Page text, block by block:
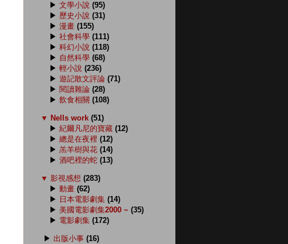
▶ 文學小說 (95)
▶ 歷史小說 (31)
▶ 漫畫 (155)
▶ 社會科學 (111)
▶ 科幻小說 (118)
▶ 自然科學 (68)
▶ 輕小說 (236)
▶ 遊記散文評論 (71)
▶ 閱讀雜論 (28)
▶ 飲食相關 (108)
▼ Nells work (51)
▶ 紀爾凡尼的寶藏 (12)
▶ 總是在夜裡 (12)
▶ 羔羊樹與花 (14)
▶ 酒吧裡的蛇 (13)
▼ 影視感想 (283)
▶ 動畫 (62)
▶ 日本電影劇集 (14)
▶ 美國電影劇集2000 ~ (35)
▶ 電影劇集 (172)
▶ 出版小事 (16)